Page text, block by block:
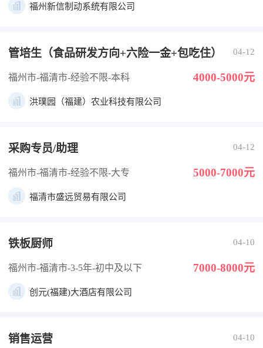
福州新信制动系统有限公司
管培生（食品研发方向+六险一金+包吃住） 04-12
福州市-福清市-经验不限-本科 4000-5000元
洪璞园（福建）农业科技有限公司
采购专员/助理 04-12
福州市-福清市-经验不限-大专 5000-7000元
福清市盛远贸易有限公司
铁板厨师 04-10
福州市-福清市-3-5年-初中及以下 7000-8000元
创元(福建)大酒店有限公司
销售运营 04-10